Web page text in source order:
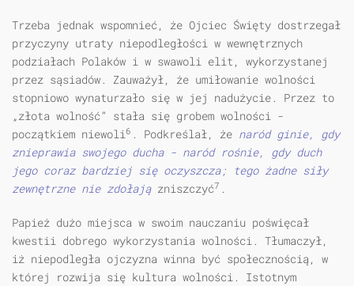
Trzeba jednak wspomnieć, że Ojciec Święty dostrzegał
przyczyny utraty niepodległości w wewnętrznych
podziałach Polaków i w swawoli elit, wykorzystanej
przez sąsiadów. Zauważył, że umiłowanie wolności
stopniowo wynaturzało się w jej nadużycie. Przez to
„złota wolność” stała się grobem wolności -
początkiem niewoli6 . Podkreślał, że naród ginie, gdy
znieprawia swojego ducha - naród rośnie, gdy duch
jego coraz bardziej się oczyszcza; tego żadne siły
zewnętrzne nie zdołają zniszczyć7 .
Papież dużo miejsca w swoim nauczaniu poświęcał
kwestii dobrego wykorzystania wolności. Tłumaczył,
iż niepodległa ojczyzna winna być społecznością, w
której rozwija się kultura wolności. Istotnym